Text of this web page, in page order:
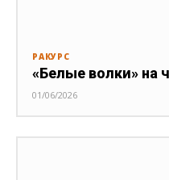
РАКУРС
«Белые волки» на
01/06/2026